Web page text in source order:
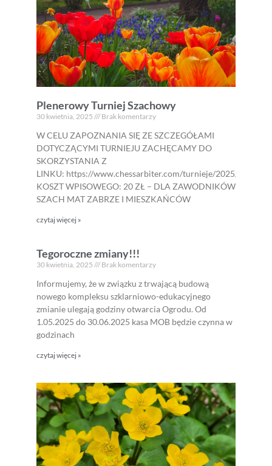
Plenerowy Turniej Szachowy
30 kwietnia, 2025 Brak komentarzy
W CELU ZAPOZNANIA SIĘ ZE SZCZEGÓŁAMI
DOTYCZĄCYMI TURNIEJU ZACHĘCAMY DO
SKORZYSTANIA Z
LINKU: https://www.chessarbiter.com/turnieje/2025/ti_2794/
KOSZT WPISOWEGO: 20 ZŁ – DLA ZAWODNIKÓW
SZACH MAT ZABRZE I MIESZKAŃCÓW
czytaj więcej »
Tegoroczne zmiany!!!
30 kwietnia, 2025 Brak komentarzy
Informujemy, że w związku z trwającą budową
nowego kompleksu szklarniowo-edukacyjnego
zmianie ulegają godziny otwarcia Ogrodu. Od
1.05.2025 do 30.06.2025 kasa MOB będzie czynna w
godzinach
czytaj więcej »